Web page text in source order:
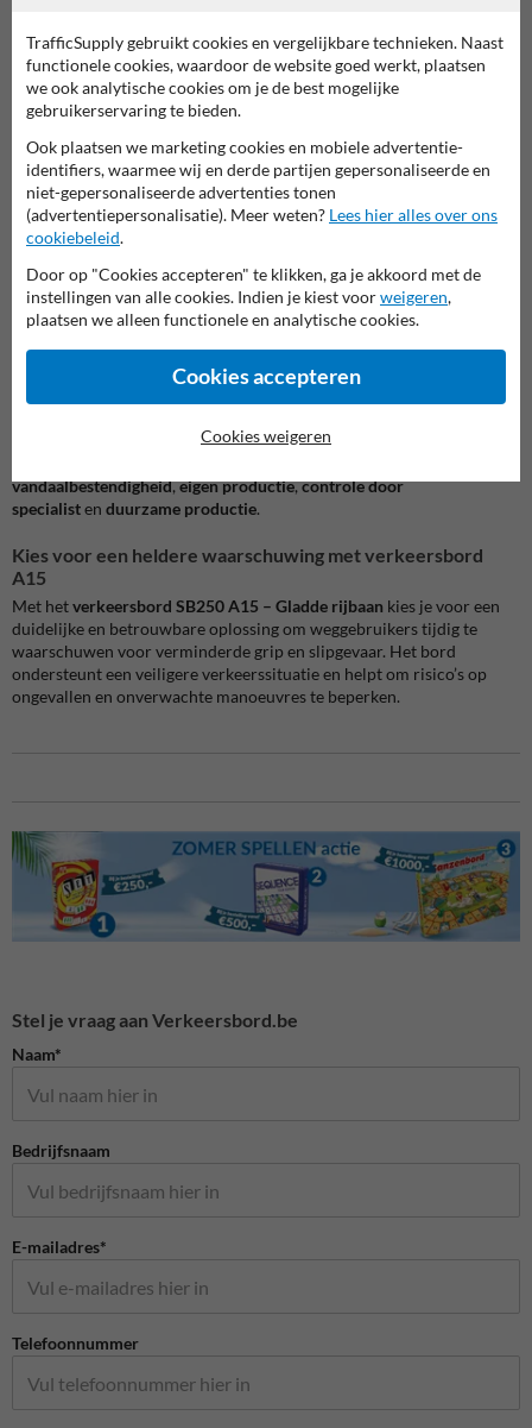
Duidelijke signalisatie helpt onveilige reacties voorkomen
Wanneer weggebruikers vooraf weten dat de rijbaan glad kan zijn,
kunnen zij hun rijgedrag beter aanpassen. Dat zorgt voor rustiger
verkeer, minder plotse remacties en meer controle over het voertuig,
vooral bij slechte weersomstandigheden of op technisch moeilijke
trajecten.
De plaatsing van een verkeersbord A15
helpt om:
bestuurders tijdig te waarschuwen voor een gladde rijbaan
de verkeerssituatie sneller leesbaar te maken
de veiligheid op risicovolle wegvakken te verbeteren
voorzichtiger en beter voorspelbaar rijgedrag te stimuleren
Ontworpen voor professioneel buitengebruik
langdurig gebruik buitenshuis. De productpagina benadrukt
vandaalbestendigheid,eigen productie,controle door
specialisten duurzame productie.
Kies voor een heldere waarschuwing met verkeersbord
A15
Met hetverkeersbord SB250 A15 – Gladde rijbaan kies je voor een
duidelijke en betrouwbare oplossing om weggebruikers tijdig te
waarschuwen voor verminderde grip en slipgevaar. Het bord
ondersteunt een veiligere verkeerssituatie en helpt om risico’s op
ongevallen en onverwachte manoeuvres te beperken.
Stel je vraag aan Verkeersbord.be
Naam*
Bedrijfsnaam
E-mailadres*
Telefoonnummer
TrafficSupply gebruikt cookies en vergelijkbare technieken. Naast
functionele cookies, waardoor de website goed werkt, plaatsen
we ook analytische cookies om je de best mogelijke
gebruikerservaring te bieden.
Ook plaatsen we marketing cookies en mobiele advertentie-
identifiers, waarmee wij en derde partijen gepersonaliseerde en
niet-gepersonaliseerde advertenties tonen
(advertentiepersonalisatie). Meer weten? Lees hier alles over ons
cookiebeleid.
Door op "Cookies accepteren" te klikken, ga je akkoord met de
instellingen van alle cookies. Indien je kiest voorweigeren,
plaatsen we alleen functionele en analytische cookies.
Cookies accepteren
Cookies weigeren